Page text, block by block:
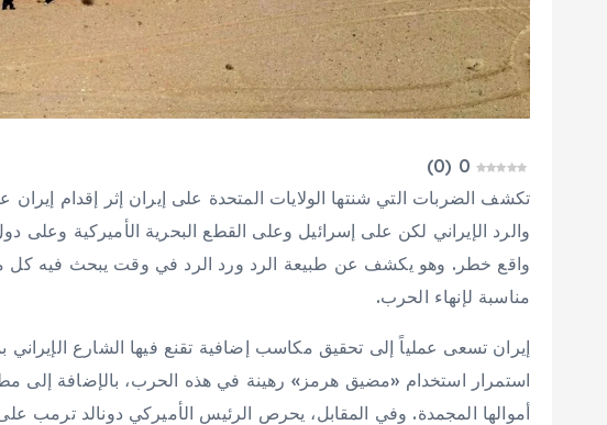
0
(
0
)
تكشف الضربات التي شنتها الولايات المتحدة على إيران إثر إقدام
والرد الإيراني لكن على إسرائيل وعلى القطع البحرية الأميركية وعلى
واقع خطر. وهو يكشف عن طبيعة الرد ورد الرد في وقت يبحث فيه كل
مناسبة لإنهاء الحرب.
إيران تسعى عملياً إلى تحقيق مكاسب إضافية تقنع فيها الشارع الإيراني
استمرار استخدام «مضيق هرمز» رهينة في هذه الحرب، بالإضافة إلى
أموالها المجمدة. وفي المقابل، يحرص الرئيس الأميركي دونالد ترمب